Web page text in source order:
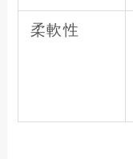
柔軟性